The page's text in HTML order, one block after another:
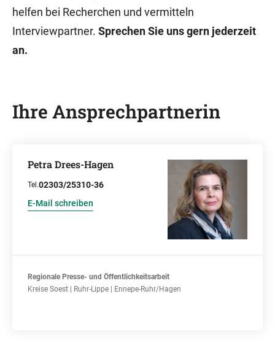
helfen bei Recherchen und vermitteln
Interviewpartner. Sprechen Sie uns gern jederzeit
an.
Ihre Ansprechpartnerin
Petra Drees-Hagen
Tel.02303/25310-36
E-Mail schreiben
Regionale Presse- und Öffentlichkeitsarbeit
Kreise Soest | Ruhr-Lippe | Ennepe-Ruhr/Hagen